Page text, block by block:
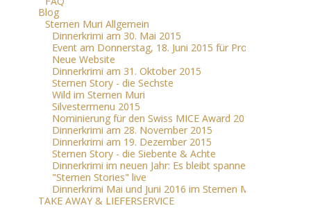
Blog
Sternen Muri Allgemein
Dinnerkrimi am 30. Mai 2015
Event am Donnerstag, 18. Juni 2015 für Profis
Neue Website
Dinnerkrimi am 31. Oktober 2015
Sternen Story - die Sechste
Wild im Sternen Muri
Silvestermenu 2015
Nominierung für den Swiss MICE Award 2016
Dinnerkrimi am 28. November 2015
Dinnerkrimi am 19. Dezember 2015
Sternen Story - die Siebente & Achte
Dinnerkrimi im neuen Jahr: Es bleibt spannend
"Sternen Stories" live
Dinnerkrimi Mai und Juni 2016 im Sternen Muri
TAKE AWAY & LIEFERSERVICE